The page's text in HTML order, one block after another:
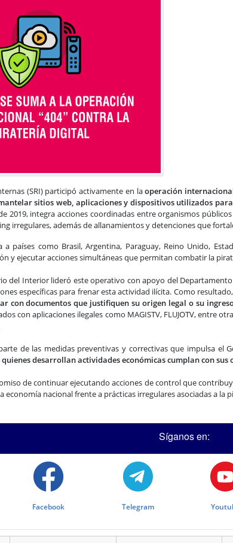
(SRI) participó activamente en laoperación
sitios web, aplicaciones y dispositivos utilizados
2019, integra acciones coordinadas entre organismos
irregulares, además de allanamientos y detenciones que
a países como Brasil, Argentina, Paraguay, Reino Unido,
y ejecutar acciones simultáneas que permitan combatir la
del Interior lideró este operativo con apoyo del
específicas para frenar esta actividad ilícita. Como
con documentos que justifiquen su origen legal o su
con aplicaciones ilegales como MAGISTV, FLUJOTV, entre
de las medidas preventivas y correctivas que impulsa el
desarrollan actividades económicas cumplan con
de continuar ejecutando acciones de control que
economía nacional frente a prácticas irregulares asociadas a la
Síganos en:
Facebook Telegram